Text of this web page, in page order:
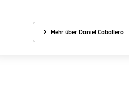
Mehr über Daniel Caballero